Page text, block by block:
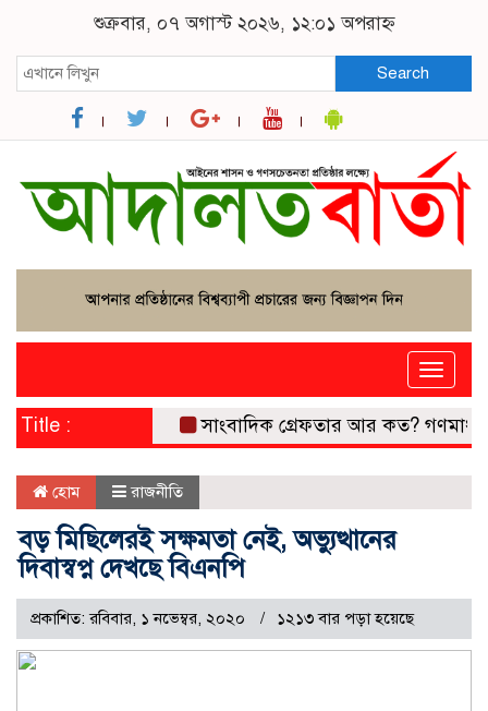
শুক্রবার, ০৭ অগাস্ট ২০২৬, ১২:০১ অপরাহ্ন
Search
Toggle
Title : সাংবাদিক গ্রেফতার আর কত?
হোম রাজনীতি
বড় মিছিলেরই সক্ষমতা নেই, অভ্যুত্থানের
দিবাস্বপ্ন দেখছে বিএনপি
প্রকাশিত: রবিবার, ১ নভেম্বর, ২০২০ ১২১৩ বার পড়া হয়েছে